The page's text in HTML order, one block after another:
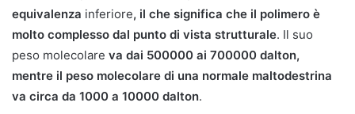
equivalenza inferiore, il che significa che il polimero è
molto complesso dal punto di vista strutturale. Il suo
peso molecolare va dai 500000 ai 700000 dalton,
mentre il peso molecolare di una normale maltodestrina
va circa da 1000 a 10000 dalton.